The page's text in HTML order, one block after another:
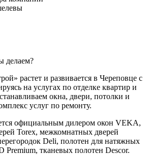
делаем?
растет и развивается в Череповце с
на услугах по отделке квартир и
окна, двери, потолки и
услуг по ремонту.
официальным дилером окон VEKA,
Torex, межкомнатных дверей
Deli, полотен для натяжных
Premium, тканевых полотен Descor.